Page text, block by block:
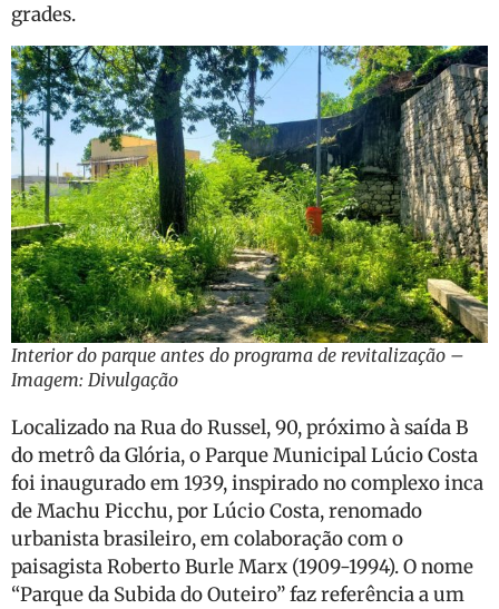
grades.
Interior do parque antes do programa de revitalização –
Imagem: Divulgação
Localizado na Rua do Russel, 90, próximo à saída B
do metrô da Glória, o Parque Municipal Lúcio Costa
foi inaugurado em 1939, inspirado no complexo inca
de Machu Picchu, por Lúcio Costa, renomado
urbanista brasileiro, em colaboração com o
paisagista Roberto Burle Marx (1909-1994). O nome
“Parque da Subida do Outeiro” faz referência a um